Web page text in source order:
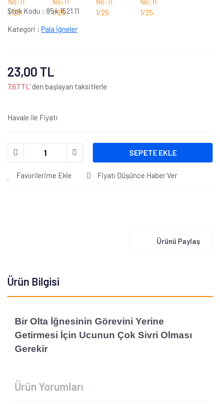
Stok Kodu : 854.1521.11
Kategori : Pala İğneler
23,00 TL
7,67 TL ' den başlayan taksitlerle
Havale ile Fiyatı
SEPETE EKLE
Favorilerime Ekle Fiyatı Düşünce Haber Ver
Ürünü Paylaş
Ürün Bilgisi
Bir Olta İğnesinin Görevini Yerine
Getirmesi İçin Ucunun Çok Sivri Olması
Gerekir
Ürün Yorumları